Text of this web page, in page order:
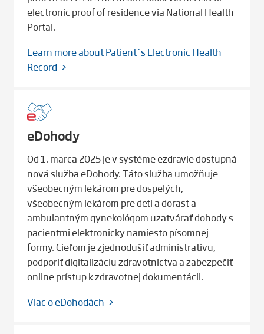
electronic proof of residence via National Health
Portal.
Learn more about Patient´s Electronic Health
Record
eDohody
Od 1. marca 2025 je v systéme ezdravie dostupná
nová služba eDohody. Táto služba umožňuje
všeobecným lekárom pre dospelých,
všeobecným lekárom pre deti a dorast a
ambulantným gynekológom uzatvárať dohody s
pacientmi elektronicky namiesto písomnej
formy. Cieľom je zjednodušiť administratívu,
podporiť digitalizáciu zdravotníctva a zabezpečiť
online prístup k zdravotnej dokumentácii.
Viac o eDohodách